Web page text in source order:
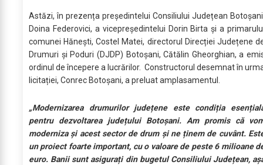
Astăzi, în prezența președintelui Consiliului Județean
Doina Federovici, a vicepreședintelui Dorin Birta și a
comunei Hănești, Costel Matei, directorul Direcției Județene
Drumuri și Poduri (DJDP) Botoșani, Cătălin Gheorghian, a
ordinul de începere a lucrărilor. Constructorul desemnat în
licitației, Conrec Botoșani, a preluat amplasamentul.
„Modernizarea drumurilor județene este condiția
pentru dezvoltarea județului Botoșani. Am promis că
moderniza și acest sector de drum și ne ținem de cuvânt.
un proiect foarte important, cu o valoare de peste 6 milioane
euro. Banii sunt asigurați din bugetul Consiliului Județean,